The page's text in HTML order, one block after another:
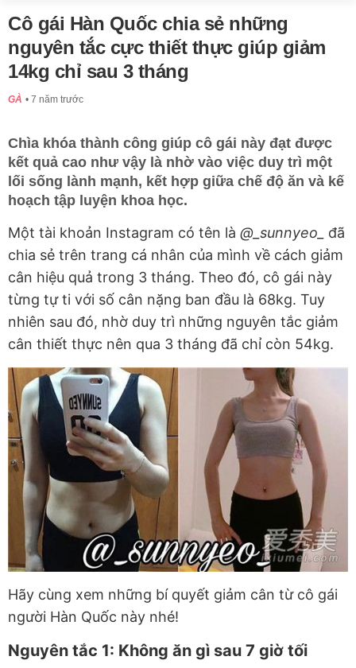
Cô gái Hàn Quốc chia sẻ những
nguyên tắc cực thiết thực giúp giảm
14kg chỉ sau 3 tháng
GÀ 7 năm trước
Chìa khóa thành công giúp cô gái này đạt được
kết quả cao như vậy là nhờ vào việc duy trì một
lối sống lành mạnh, kết hợp giữa chế độ ăn và kế
hoạch tập luyện khoa học.
Một tài khoản Instagram có tên là @_sunnyeo_
đã
chia sẻ trên trang cá nhân của mình về cách giảm
cân hiệu quả trong 3 tháng. Theo đó, cô gái này
từng tự ti với số cân nặng ban đầu là 68kg. Tuy
nhiên sau đó, nhờ duy trì những nguyên tắc giảm
cân thiết thực nên qua 3 tháng đã chỉ còn 54kg.
Hãy cùng xem những bí quyết giảm cân từ cô gái
người Hàn Quốc này nhé!
Nguyên tắc 1: Không ăn gì sau 7 giờ tối